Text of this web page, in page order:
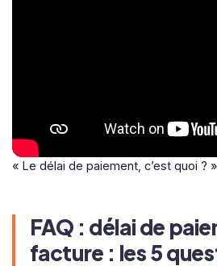
« Le délai de paiement, c’est quoi ?
FAQ : délai de
facture : les 5